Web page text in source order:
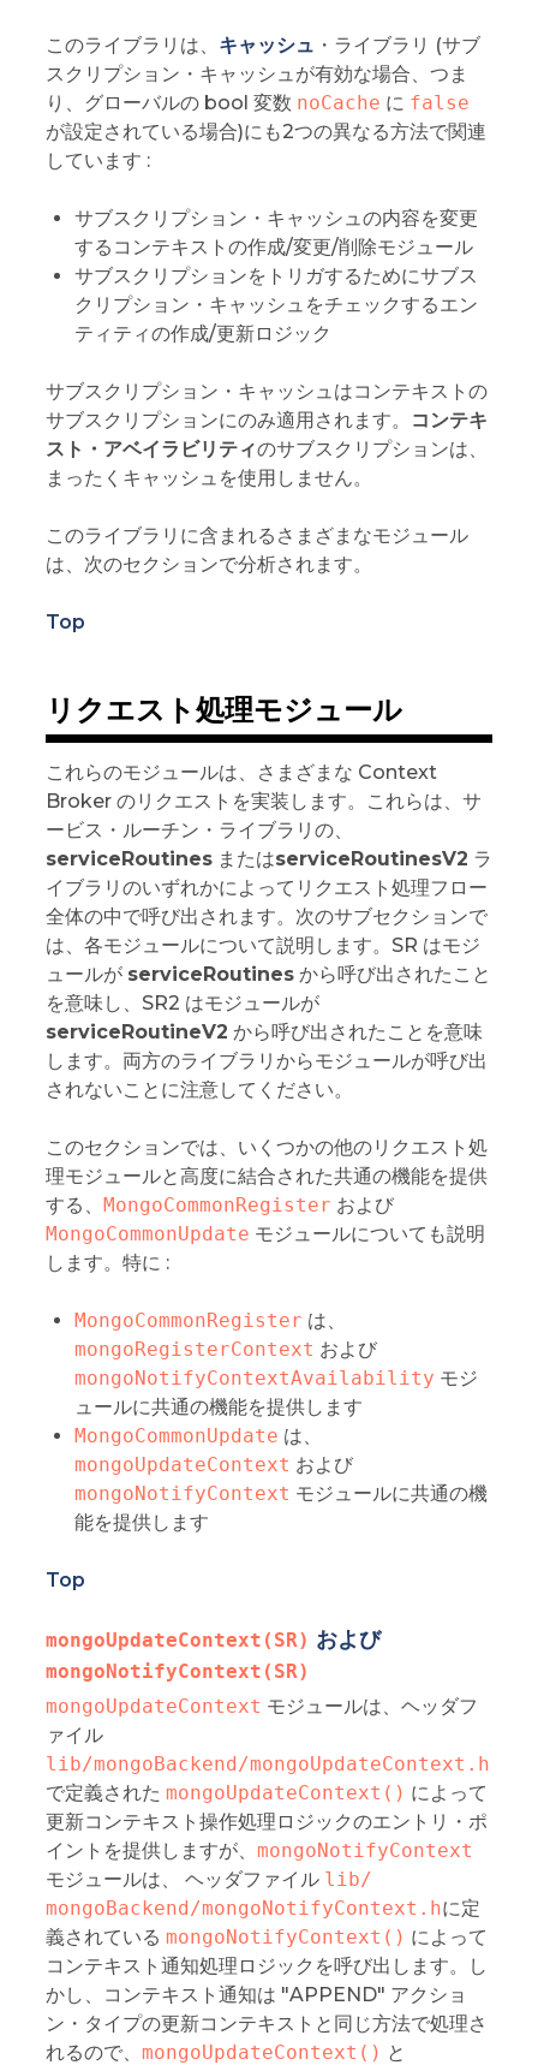
このライブラリは、 キャッシュ ・ライブラリ (サブ
スクリプション・キャッシュが有効な場合、つま
り、グローバルの bool 変数 noCache に false
が設定されている場合)にも2つの異なる方法で関連
しています :
サブスクリプション・キャッシュの内容を変更
するコンテキストの作成/変更/削除モジュール
サブスクリプションをトリガするためにサブス
クリプション・キャッシュをチェックするエン
ティティの作成/更新ロジック
サブスクリプション・キャッシュはコンテキストの
サブスクリプションにのみ適用されます。
コンテキ
スト・アベイラビリティのサブスクリプションは、
まったくキャッシュを使用しません。
このライブラリに含まれるさまざまなモジュール
は、次のセクションで分析されます。
Top
リクエスト処理モジュール
これらのモジュールは、さまざまな Context
Broker のリクエストを実装します。これらは、サ
ービス・ルーチン・ライブラリの、
serviceRoutinesまたはserviceRoutinesV2 ラ
イブラリのいずれかによってリクエスト処理フロー
全体の中で呼び出されます。次のサブセクションで
は、各モジュールについて説明します。SR はモジ
ュールが serviceRoutinesから呼び出されたこと
を意味し、SR2 はモジュールが
serviceRoutineV2 から呼び出されたことを意味
します。両方のライブラリからモジュールが呼び出
されないことに注意してください。
このセクションでは、いくつかの他のリクエスト処
理モジュールと高度に結合された共通の機能を提供
する、 MongoCommonRegister および
MongoCommonUpdate モジュールについても説明
します。特に :
MongoCommonRegister は、
mongoRegisterContext および
mongoNotifyContextAvailability モジ
ュールに共通の機能を提供します
MongoCommonUpdate は、
mongoUpdateContext および
mongoNotifyContext モジュールに共通の機
能を提供します
Top
mongoUpdateContext(SR) および
mongoNotifyContext(SR)
mongoUpdateContext モジュールは、ヘッダフ
ァイル
lib/mongoBackend/mongoUpdateContext.h
で定義された mongoUpdateContext() によって
更新コンテキスト操作処理ロジックのエントリ・ポ
イントを提供しますが、 mongoNotifyContext
モジュールは、 ヘッダファイル lib/
mongoBackend/mongoNotifyContext.hに定
義されている mongoNotifyContext() によって
コンテキスト通知処理ロジックを呼び出します。し
かし、コンテキスト通知は "APPEND" アクショ
ン・タイプの更新コンテキストと同じ方法で処理さ
れるので、 mongoUpdateContext() と